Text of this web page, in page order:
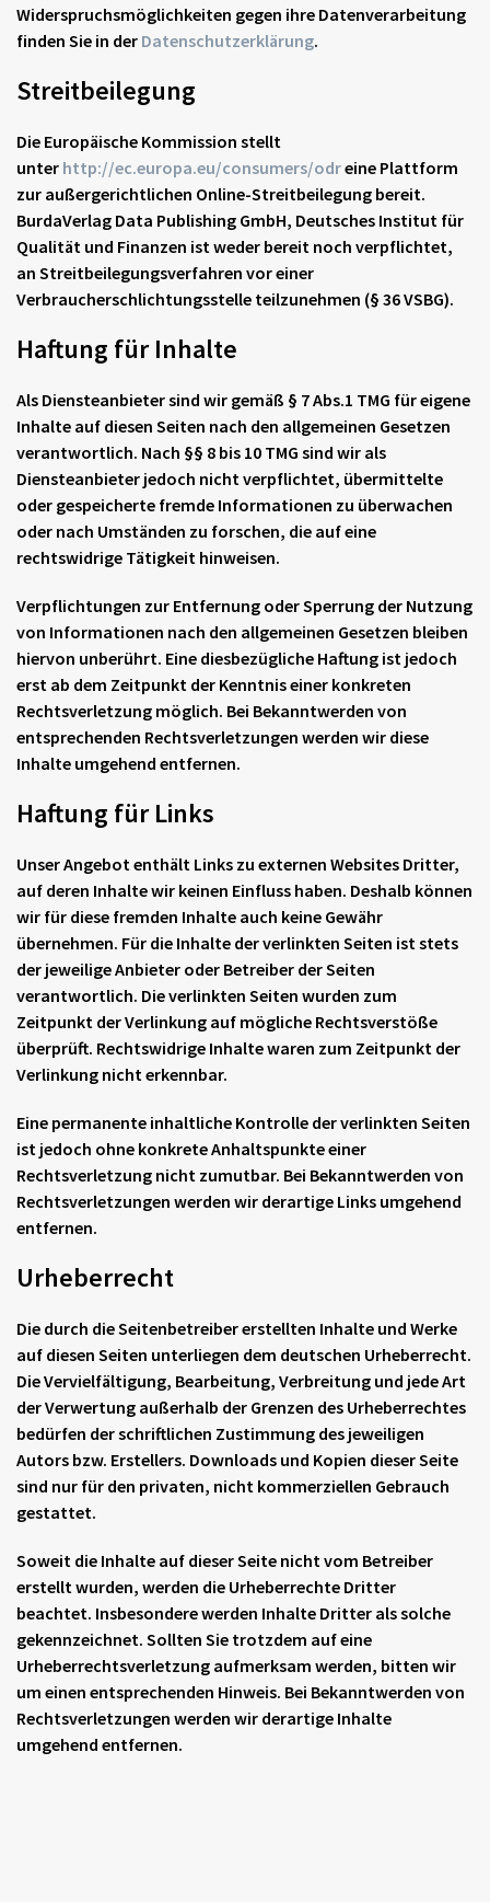
Widerspruchsmöglichkeiten gegen ihre Datenverarbeitung
finden Sie in der Datenschutzerklärung.
Streitbeilegung
Die Europäische Kommission stellt
unter http://ec.europa.eu/consumers/odreine Plattform
zur außergerichtlichen Online-Streitbeilegung bereit.
BurdaVerlag Data Publishing GmbH, Deutsches Institut für
Qualität und Finanzen ist weder bereit noch verpflichtet,
an Streitbeilegungsverfahren vor einer
Verbraucherschlichtungsstelle teilzunehmen (§ 36 VSBG).
Haftung für Inhalte
Als Diensteanbieter sind wir gemäß § 7 Abs.1 TMG für eigene
Inhalte auf diesen Seiten nach den allgemeinen Gesetzen
verantwortlich. Nach §§ 8 bis 10 TMG sind wir als
Diensteanbieter jedoch nicht verpflichtet, übermittelte
oder gespeicherte fremde Informationen zu überwachen
oder nach Umständen zu forschen, die auf eine
rechtswidrige Tätigkeit hinweisen.
Verpflichtungen zur Entfernung oder Sperrung der Nutzung
von Informationen nach den allgemeinen Gesetzen bleiben
hiervon unberührt. Eine diesbezügliche Haftung ist jedoch
erst ab dem Zeitpunkt der Kenntnis einer konkreten
Rechtsverletzung möglich. Bei Bekanntwerden von
entsprechenden Rechtsverletzungen werden wir diese
Inhalte umgehend entfernen.
Haftung für Links
Unser Angebot enthält Links zu externen Websites Dritter,
auf deren Inhalte wir keinen Einfluss haben. Deshalb können
wir für diese fremden Inhalte auch keine Gewähr
übernehmen. Für die Inhalte der verlinkten Seiten ist stets
der jeweilige Anbieter oder Betreiber der Seiten
verantwortlich. Die verlinkten Seiten wurden zum
Zeitpunkt der Verlinkung auf mögliche Rechtsverstöße
überprüft. Rechtswidrige Inhalte waren zum Zeitpunkt der
Verlinkung nicht erkennbar.
Eine permanente inhaltliche Kontrolle der verlinkten Seiten
ist jedoch ohne konkrete Anhaltspunkte einer
Rechtsverletzung nicht zumutbar. Bei Bekanntwerden von
Rechtsverletzungen werden wir derartige Links umgehend
entfernen.
Urheberrecht
Die durch die Seitenbetreiber erstellten Inhalte und Werke
auf diesen Seiten unterliegen dem deutschen Urheberrecht.
Die Vervielfältigung, Bearbeitung, Verbreitung und jede Art
der Verwertung außerhalb der Grenzen des Urheberrechtes
bedürfen der schriftlichen Zustimmung des jeweiligen
Autors bzw. Erstellers. Downloads und Kopien dieser Seite
sind nur für den privaten, nicht kommerziellen Gebrauch
gestattet.
Soweit die Inhalte auf dieser Seite nicht vom Betreiber
erstellt wurden, werden die Urheberrechte Dritter
beachtet. Insbesondere werden Inhalte Dritter als solche
gekennzeichnet. Sollten Sie trotzdem auf eine
Urheberrechtsverletzung aufmerksam werden, bitten wir
um einen entsprechenden Hinweis. Bei Bekanntwerden von
Rechtsverletzungen werden wir derartige Inhalte
umgehend entfernen.